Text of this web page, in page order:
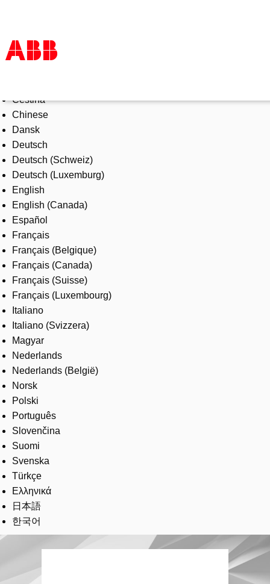
Products & Solutions
Industries
Services
About us
Where to buy
Contact us
Careers
Čeština
Chinese
Dansk
Deutsch
Deutsch (Schweiz)
Deutsch (Luxemburg)
English
English (Canada)
Español
Français
Français (Belgique)
Français (Canada)
Français (Suisse)
Français (Luxembourg)
Italiano
Italiano (Svizzera)
Magyar
Nederlands
Nederlands (België)
Norsk
Polski
Português
Slovenčina
Suomi
Svenska
Türkçe
Ελληνικά
日本語
한국어